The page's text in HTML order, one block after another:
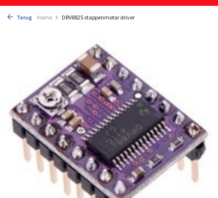
Terug Home DRV8825 stappenmotor driver